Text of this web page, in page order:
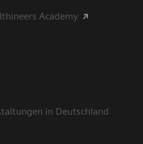
Academy
in Deutschland